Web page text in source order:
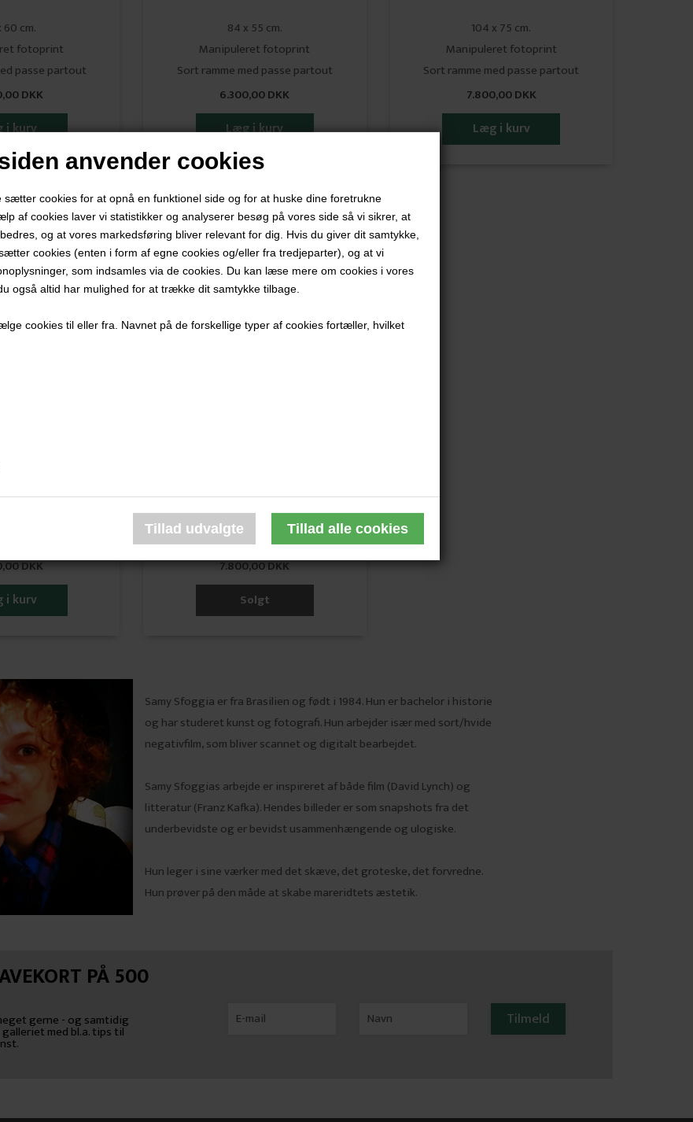
anvender cookies
sætter cookies for at opnå en funktionel side og for at huske dine foretrukne
af cookies laver vi statistikker og analyserer besøg på vores side så vi sikrer, at
og at vores markedsføring bliver relevant for dig. Hvis du giver dit samtykke,
cookies (enten i form af egne cookies og/eller fra tredjeparter), og at vi
som indsamles via de cookies. Du kan læse mere om cookies i vores
også altid har mulighed for at trække dit samtykke tilbage.
cookies til eller fra. Navnet på de forskellige typer af cookies fortæller, hvilket
60 cm.
fotoprint
passe partout
DKK
84 x 55 cm.
Manipuleret fotoprint
Sort ramme med passe partout
6.300,00 DKK
104 x 75 cm.
Manipuleret fotoprint
Sort ramme med passe partout
7.800,00 DKK
stalo?"
75 cm.
DKK
114 x 75 cm.
Manipuleret fotoprint
Sort ramme med passe partout
7.800,00 DKK
Solgt
Samy Sfoggia er fra Brasilien og født i 1984. Hun er bachelor i historie
og har studeret kunst og fotografi. Hun arbejder især med sort/hvide
negativfilm, som bliver scannet og digitalt bearbejdet.
Samy Sfoggias arbejde er inspireret af både film (David Lynch) og
litteratur (Franz Kafka). Hendes billeder er som snapshots fra det
underbevidste og er bevidst usammenhængende og ulogiske.
Hun leger i sine værker med det skæve, det groteske, det forvredne.
Hun prøver på den måde at skabe mareridtets æstetik.
PÅ 500
gerne - og samtidig
med bl.a. tips til